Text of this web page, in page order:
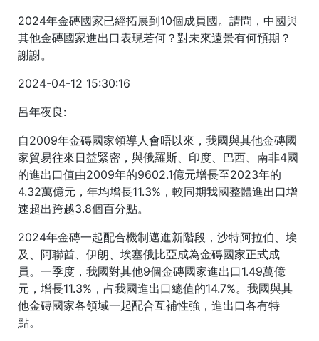
2024年金磚國家已經拓展到10個成員國。請問，中國與
其他金磚國家進出口表現若何？對未來遠景有何預期？
謝謝。
2024-04-12 15:30:16
呂年夜良:
自2009年金磚國家領導人會晤以來，我國與其他金磚國
家貿易往來日益緊密，與俄羅斯、印度、巴西、南非4國
的進出口值由2009年的9602.1億元增長至2023年的
4.32萬億元，年均增長11.3%，較同期我國整體進出口增
速超出跨越3.8個百分點。
2024年金磚一起配合機制邁進新階段，沙特阿拉伯、埃
及、阿聯酋、伊朗、埃塞俄比亞成為金磚國家正式成
員。一季度，我國對其他9個金磚國家進出口1.49萬億
元，增長11.3%，占我國進出口總值的14.7%。我國與其
他金磚國家各領域一起配合互補性強，進出口各有特
點。